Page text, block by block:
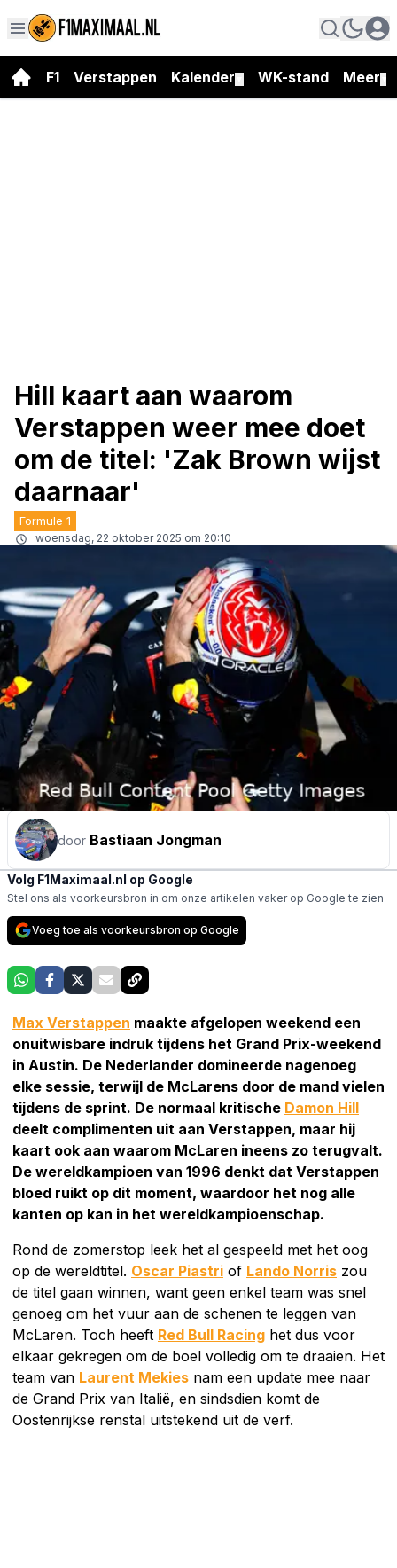
F1 Verstappen Kalender WK-stand Meer
Hill kaart aan waarom
Verstappen weer mee doet
om de titel: 'Zak Brown wijst
daarnaar'
Formule 1
woensdag, 22 oktober 2025 om 20:10
door Bastiaan Jongman
Volg F1Maximaal.nl op Google
Stel ons als voorkeursbron in om onze artikelen vaker op Google te zien
Voeg toe als voorkeursbron op Google
Max Verstappen maakte afgelopen weekend een
onuitwisbare indruk tijdens het Grand Prix-weekend
in Austin. De Nederlander domineerde nagenoeg
elke sessie, terwijl de McLarens door de mand vielen
tijdens de sprint. De normaal kritische Damon Hill
deelt complimenten uit aan Verstappen, maar hij
kaart ook aan waarom McLaren ineens zo terugvalt.
De wereldkampioen van 1996 denkt dat Verstappen
bloed ruikt op dit moment, waardoor het nog alle
kanten op kan in het wereldkampioenschap.
Rond de zomerstop leek het al gespeeld met het oog
op de wereldtitel. Oscar Piastri of Lando Norris zou
de titel gaan winnen, want geen enkel team was snel
genoeg om het vuur aan de schenen te leggen van
McLaren. Toch heeft Red Bull Racing het dus voor
elkaar gekregen om de boel volledig om te draaien. Het
team van Laurent Mekies nam een update mee naar
de Grand Prix van Italië, en sindsdien komt de
Oostenrijkse renstal uitstekend uit de verf.